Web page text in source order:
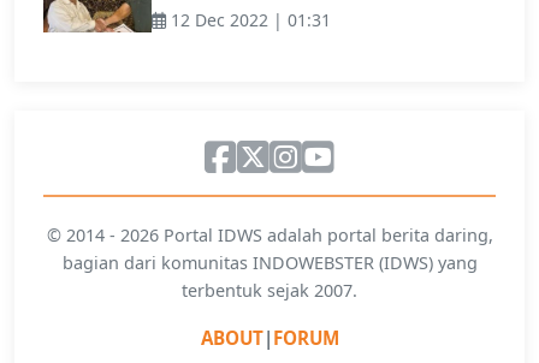
12 Dec 2022 | 01:31
© 2014 - 2026 Portal IDWS adalah portal berita daring,
bagian dari komunitas INDOWEBSTER (IDWS) yang
terbentuk sejak 2007.
ABOUT| FORUM